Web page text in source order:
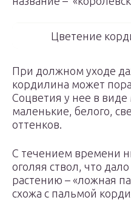
Цветение
При должном уходе
кордилина может
Соцветия у нее в
маленькие, белого,
оттенков.
С течением времени
оголяя ствол, что
растению – «ложная
схожа с пальмой